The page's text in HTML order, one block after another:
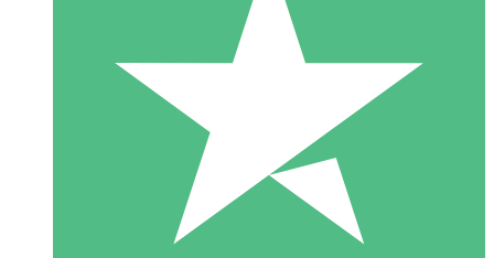
Individuelle Credit-Pakete
Zahlen Sie nach Bedarf mit Download-Credits. Keine
monatliche Verpflichtung erforderlich.
10 00